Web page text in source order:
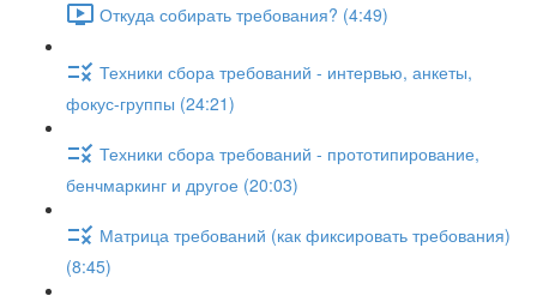
Откуда собирать требования? (4:49)
Техники сбора требований - интервью, анкеты,
фокус-группы (24:21)
Техники сбора требований - прототипирование,
бенчмаркинг и другое (20:03)
Матрица требований (как фиксировать требования)
(8:45)